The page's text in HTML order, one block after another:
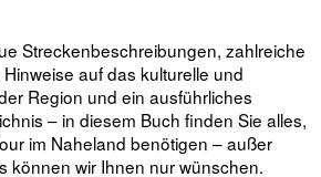
Streckenbeschreibungen, zahlreiche
auf das kulturelle und
Region und ein aus­führliches
– in diesem Buch finden Sie alles,
im Naheland benötigen – außer
können wir Ihnen nur wünschen.